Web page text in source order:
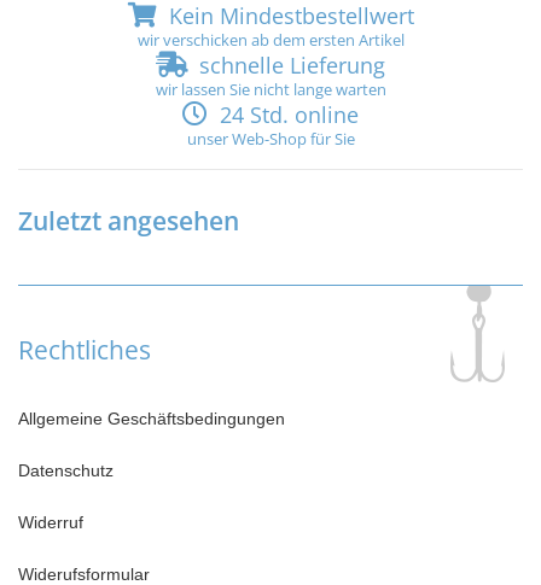
Kein Mindestbestellwert
wir verschicken ab dem ersten Artikel
schnelle Lieferung
wir lassen Sie nicht lange warten
24 Std. online
unser Web-Shop für Sie
Zuletzt angesehen
Rechtliches
Allgemeine Geschäftsbedingungen
Datenschutz
Widerruf
Widerufsformular